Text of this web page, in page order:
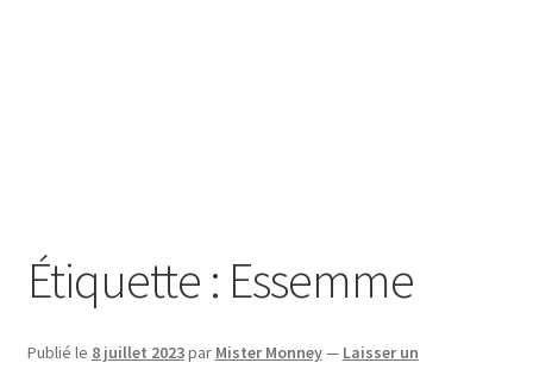
Étiquette : Essemme
Publié le 8 juillet 2023par Mister Monney— Laisser un